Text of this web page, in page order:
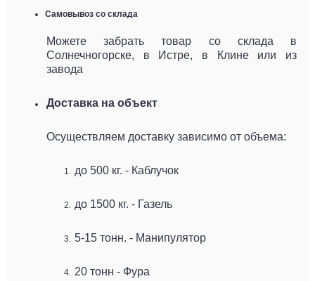
Самовывоз со склада
Можете забрать товар со склада в
Солнечногорске, в Истре, в Клине или из
завода
Доставка на объект
Осуществляем доставку зависимо от объема:
до 500 кг. - Каблучок
до 1500 кг. - Газель
5-15 тонн. - Манипулятор
20 тонн - Фура